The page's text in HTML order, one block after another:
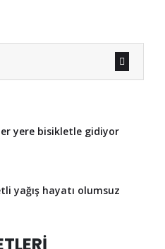
yere bisikletle gidiyor
yağış hayatı olumsuz